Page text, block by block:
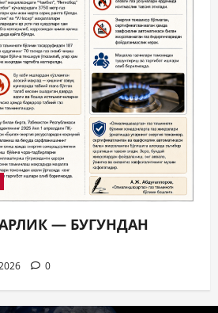
— БУГУНДАН
0